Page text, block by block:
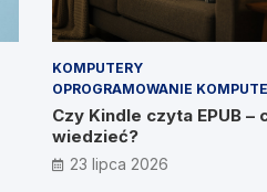
KOMPUTERY
OPROGRAMOWANIE
Czy Kindle czyta EPUB –
wiedzieć?
23 lipca 2026